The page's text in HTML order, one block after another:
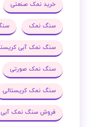
خرید نمک صنعتی
سنگ نمک
سنگ نمک آبی
سنگ نمک صورتی
سنگ نمک کریستالی
فروش سنگ نمک آبی